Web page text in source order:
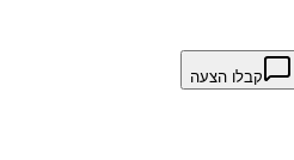
קבלו הצעה